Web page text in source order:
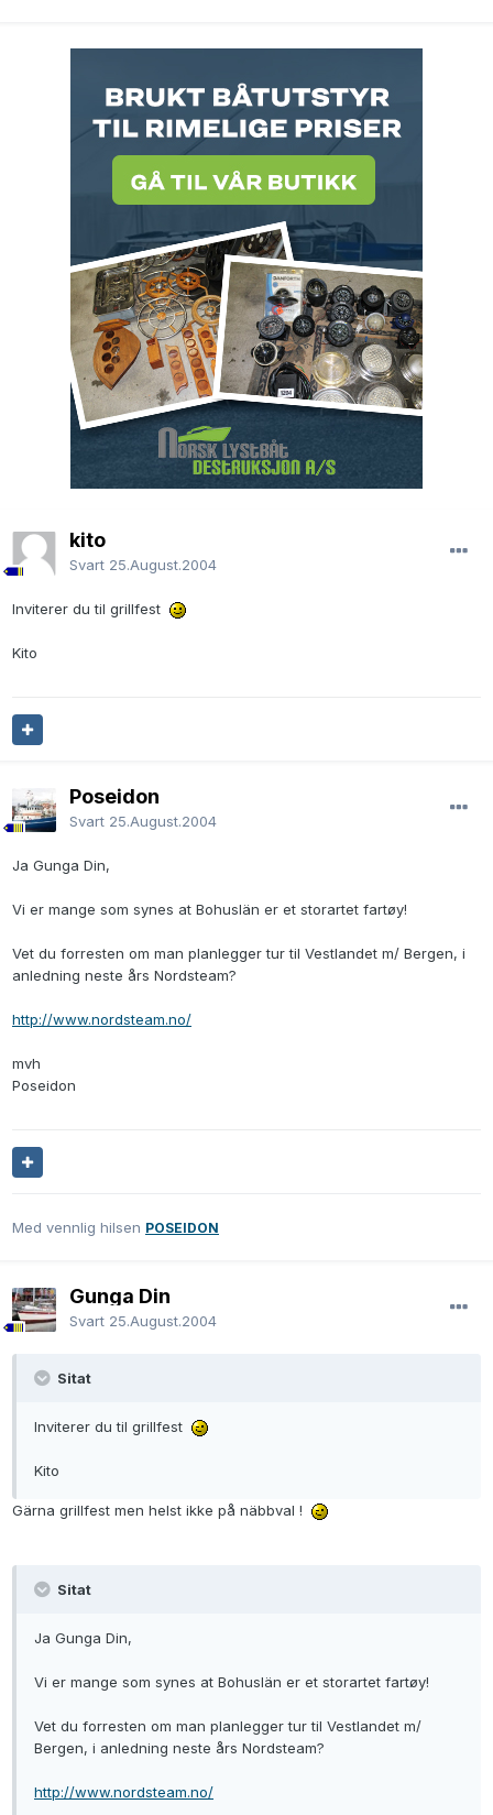
kito
Svart 25.August.2004
Inviterer du til grillfest
Kito
Poseidon
Svart 25.August.2004
Ja Gunga Din,
Vi er mange som synes at Bohuslän er et storartet fartøy!
Vet du forresten om man planlegger tur til Vestlandet m/ Bergen, i
anledning neste års Nordsteam?
http://www.nordsteam.no/
mvh
Poseidon
Med vennlig hilsen POSEIDON
Gunga Din
Svart 25.August.2004
Sitat
Inviterer du til grillfest
Kito
Gärna grillfest men helst ikke på näbbval !
Sitat
Ja Gunga Din,
Vi er mange som synes at Bohuslän er et storartet fartøy!
Vet du forresten om man planlegger tur til Vestlandet m/
Bergen, i anledning neste års Nordsteam?
http://www.nordsteam.no/